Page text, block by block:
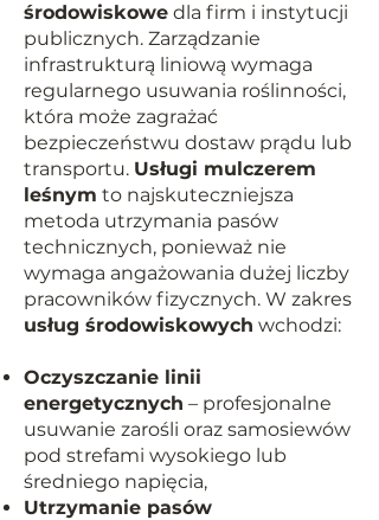
środowiskowe dla firm i instytucji
publicznych. Zarządzanie
infrastrukturą liniową wymaga
regularnego usuwania roślinności,
która może zagrażać
bezpieczeństwu dostaw prądu lub
transportu. Usługi mulczerem
leśnym to najskuteczniejsza
metoda utrzymania pasów
technicznych, ponieważ nie
wymaga angażowania dużej liczby
pracowników fizycznych. W zakres
usług środowiskowych wchodzi:
Oczyszczanie linii
energetycznych – profesjonalne
usuwanie zarośli oraz samosiewów
pod strefami wysokiego lub
średniego napięcia,
Utrzymanie pasów